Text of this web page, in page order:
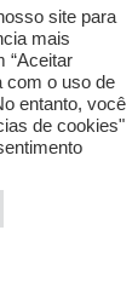
|Política
de Uso
Sociedade
site para
mais
“Aceitar
com o uso de
entanto, você
de cookies"